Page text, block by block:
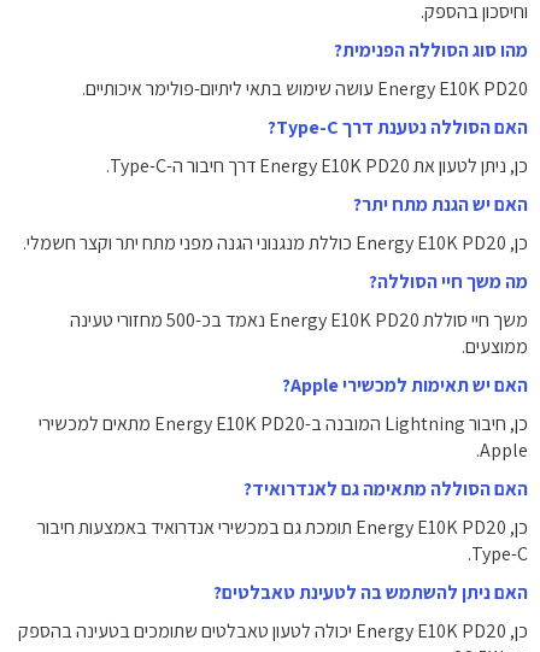
וחיסכון בהספק.
מהו סוג הסוללה הפנימית?
Energy E10K PD20 עושה שימוש בתאי ליתיום-פולימר איכותיים.
האם הסוללה נטענת דרך Type-C?
כן, ניתן לטעון את Energy E10K PD20 דרך חיבור ה-Type-C.
האם יש הגנת מתח יתר?
כן, Energy E10K PD20 כוללת מנגנוני הגנה מפני מתח יתר וקצר חשמלי.
מה משך חיי הסוללה?
משך חיי סוללת Energy E10K PD20 נאמד בכ-500 מחזורי טעינה
ממוצעים.
האם יש תאימות למכשירי Apple?
כן, חיבור Lightning המובנה ב-Energy E10K PD20 מתאים למכשירי
Apple.
האם הסוללה מתאימה גם לאנדרואיד?
כן, Energy E10K PD20 תומכת גם במכשירי אנדרואיד באמצעות חיבור
Type-C.
האם ניתן להשתמש בה לטעינת טאבלטים?
כן, Energy E10K PD20 יכולה לטעון טאבלטים שתומכים בטעינה בהספק